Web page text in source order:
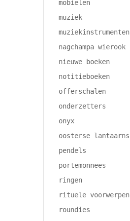
mobielen
muziek
muziekinstrumenten
nagchampa wierook
nieuwe boeken
notitieboeken
offerschalen
onderzetters
onyx
oosterse lantaarns
pendels
portemonnees
ringen
rituele voorwerpen
roundies